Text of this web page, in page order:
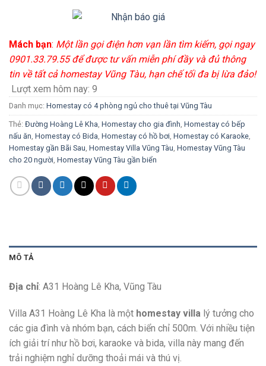
Mách bạn: Một lần gọi điện hơn vạn lần tìm kiếm, gọi ngay
0901.33.79.55 để được tư vấn miễn phí đầy và đủ thông
tin về tất cả homestay Vũng Tàu, hạn chế tối đa bị lừa đảo!
Lượt xem hôm nay: 9
Danh mục: Homestay có 4 phòng ngủ cho thuê tại Vũng Tàu
Thẻ: Đường Hoàng Lê Kha Homestay cho gia đình Homestay có bếp
nấu ăn Homestay có Bida Homestay có hồ bơi Homestay có Karaoke
Homestay gần Bãi Sau Homestay Villa Vũng Tàu Homestay Vũng Tàu
cho 20 người Homestay Vũng Tàu gần biển
MÔ TẢ
Địa chỉ: A31 Hoàng Lê Kha, Vũng Tàu
Villa A31 Hoàng Lê Kha là một homestay villa lý tưởng cho
các gia đình và nhóm bạn, cách biển chỉ 500m. Với nhiều tiện
ích giải trí như hồ bơi, karaoke và bida, villa này mang đến
trải nghiệm nghỉ dưỡng thoải mái và thú vị.